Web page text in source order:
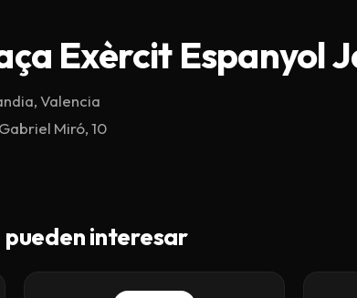
Exèrcit Espanyol
Valencia
Miró, 10
interesar